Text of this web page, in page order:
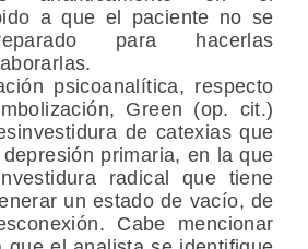
a que el paciente no se
para hacerlas
psicoanalítica, respecto
Green (op. cit.)
de catexias que
primaria, en la que
radical que tiene
un estado de vacío, de
Cabe mencionar